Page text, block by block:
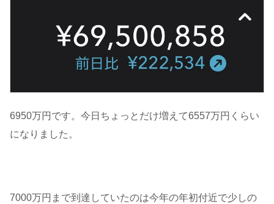
6950万円です。今日ちょっとだけ増えて6557万円くらい
になりました。
7000万円まで到達していたのは今年の年初付近で少しの